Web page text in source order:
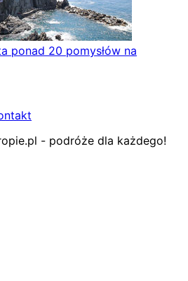
ponad 20 pomysłów na
- podróże dla każdego!